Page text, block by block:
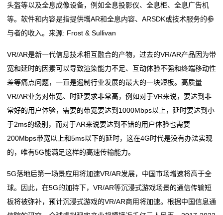
头盔等以及全息成像设备，例如全息投影仪、全息柜、全息广告机
等。软件和内容是指提供增AR和全息内容、ARSDK或技术服务的参
与者的收入。来源: Frost & Sullivan
VR/AR是新一代信息技术相互融合的产物，过去的VR/AR产品因为带
宽和延时的因素可以导致渲染能力不足、互动体验不强和终端移动性
差等痛点问题，一直是遏制行业发展的最大的一块短板。高质量
VR/AR业务对带宽、时延要求非常高，例如对于VR来说，要达到非
常好的用户体验，需要的带宽要达到1000Mbps以上，延时要达到小
于2ms的级别，而对于AR来说要达到不错的用户体验也需要
200Mbps带宽以上和5ms以下的延时，这在4G时代是没有办法实现
的，唯有5G能满足这样的高速传输能力。
5G落地后第一场景应用将加速VR/AR发展，中国市场增速将高于全
球。因此，在5G的加持下，VR/AR等沉浸式游戏场景的通信传输短
板将被弥补，预计沉浸式游戏的VR/AR商用将加速。根据中国信息通